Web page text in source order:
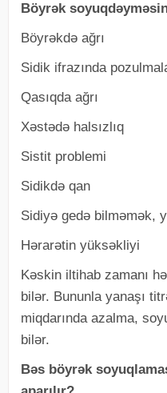
Böyrək
Böyrəkdə ağrı
Sidik ifrazında
Qasıqda ağrı
Xəstədə halsızlıq
Sistit problemi
Sidikdə qan
Sidiyə gedə bilməmək,
Hərarətin yüksəkliyi
Kəskin iltihab zamanı
bilər. Bununla yanaşı
miqdarında azalma,
bilər.
Bəs böyrək